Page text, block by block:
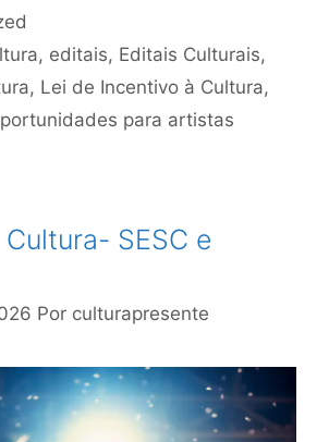
, editais, Editais Culturais,
, Lei de Incentivo à Cultura,
para artistas
SESC e
Por culturapresente